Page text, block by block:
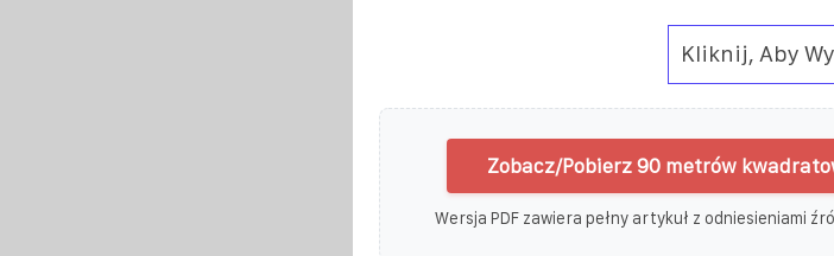
Kliknij, Aby
Zobacz/Pobierz 90 metrów
Wersja PDF zawiera pełny artykuł z odniesieniami